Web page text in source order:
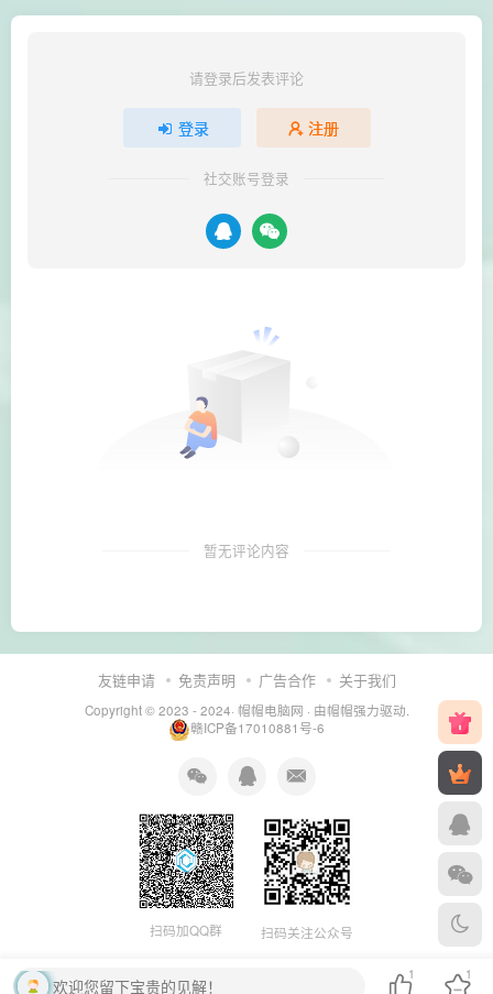
请登录后发表评论
登录 注册
社交账号登录
暂无评论内容
友链申请 免责声明 广告合作 关于我们
Copyright © 2023 - 2024· 帽帽电脑网 · 由帽帽强力驱动.
赣ICP备17010881号-6
扫码加QQ群 扫码关注公众号
欢迎您留下宝贵的见解！
1 1